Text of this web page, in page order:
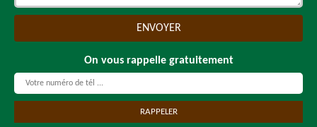
On vous rappelle gratuitement